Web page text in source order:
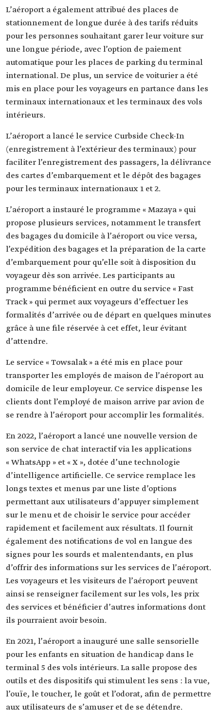
L’aéroport a également attribué des places de
stationnement de longue durée à des tarifs réduits
pour les personnes souhaitant garer leur voiture sur
une longue période, avec l’option de paiement
automatique pour les places de parking du terminal
international. De plus, un service de voiturier a été
mis en place pour les voyageurs en partance dans les
terminaux internationaux et les terminaux des vols
intérieurs.
L’aéroport a lancé le service Curbside Check-In
(enregistrement à l’extérieur des terminaux) pour
faciliter l’enregistrement des passagers, la délivrance
des cartes d’embarquement et le dépôt des bagages
pour les terminaux internationaux 1 et 2.
L’aéroport a instauré le programme « Mazaya » qui
propose plusieurs services, notamment le transfert
des bagages du domicile à l’aéroport ou vice versa,
l’expédition des bagages et la préparation de la carte
d’embarquement pour qu’elle soit à disposition du
voyageur dès son arrivée. Les participants au
programme bénéficient en outre du service « Fast
Track » qui permet aux voyageurs d’effectuer les
formalités d’arrivée ou de départ en quelques minutes
grâce à une file réservée à cet effet, leur évitant
d’attendre.
Le service « Towsalak » a été mis en place pour
transporter les employés de maison de l’aéroport au
domicile de leur employeur. Ce service dispense les
clients dont l’employé de maison arrive par avion de
se rendre à l’aéroport pour accomplir les formalités.
En 2022, l’aéroport a lancé une nouvelle version de
son service de chat interactif via les applications
« WhatsApp » et « X », dotée d’une technologie
d’intelligence artificielle. Ce service remplace les
longs textes et menus par une liste d’options
permettant aux utilisateurs d’appuyer simplement
sur le menu et de choisir le service pour accéder
rapidement et facilement aux résultats. Il fournit
également des notifications de vol en langue des
signes pour les sourds et malentendants, en plus
d’offrir des informations sur les services de l’aéroport.
Les voyageurs et les visiteurs de l’aéroport peuvent
ainsi se renseigner facilement sur les vols, les prix
des services et bénéficier d’autres informations dont
ils pourraient avoir besoin.
En 2021, l’aéroport a inauguré une salle sensorielle
pour les enfants en situation de handicap dans le
terminal 5 des vols intérieurs. La salle propose des
outils et des dispositifs qui stimulent les sens : la vue,
l’ouïe, le toucher, le goût et l’odorat, afin de permettre
aux utilisateurs de s’amuser et de se détendre.